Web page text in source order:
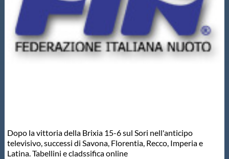
Formazione
GUG
Centri Federali
Dopo la vittoria della Brixia 15-6 sul Sori nell'anticipo
televisivo, successi di Savona, Florentia, Recco, Imperia e
Latina. Tabellini e cladssifica online